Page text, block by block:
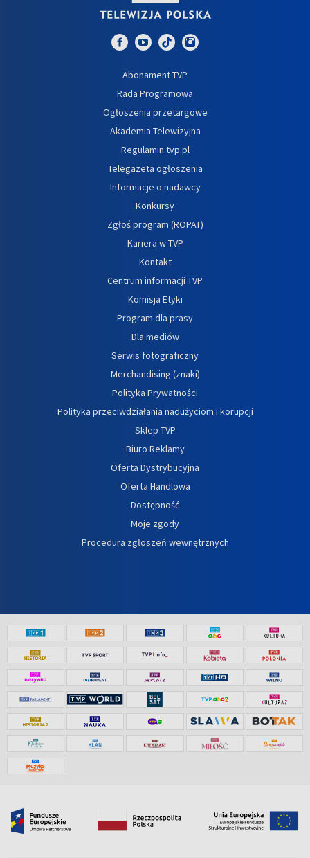
Abonament TVP
Rada Programowa
Ogłoszenia przetargowe
Akademia Telewizyjna
Regulamin tvp.pl
Telegazeta ogłoszenia
Informacje o nadawcy
Konkursy
Zgłoś program (ROPAT)
Kariera w TVP
Kontakt
Centrum informacji TVP
Komisja Etyki
Program dla prasy
Dla mediów
Serwis fotograficzny
Merchandising (znaki)
Polityka Prywatności
Polityka przeciwdziałania nadużyciom i korupcji
Sklep TVP
Biuro Reklamy
Oferta Dystrybucyjna
Oferta Handlowa
Dostępność
Moje zgody
Procedura zgłoszeń wewnętrznych